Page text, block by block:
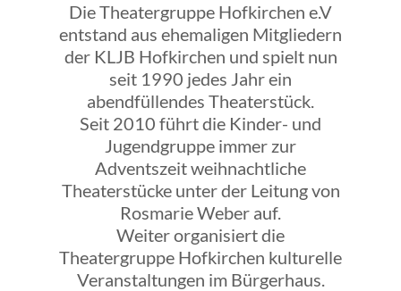
Die Theatergruppe Hofkirchen e.V
entstand aus ehemaligen Mitgliedern
der KLJB Hofkirchen und spielt nun
seit 1990 jedes Jahr ein
abendfüllendes Theaterstück.
Seit 2010 führt die Kinder- und
Jugendgruppe immer zur
Adventszeit weihnachtliche
Theaterstücke unter der Leitung von
Rosmarie Weber auf.
Weiter organisiert die
Theatergruppe Hofkirchen kulturelle
Veranstaltungen im Bürgerhaus.